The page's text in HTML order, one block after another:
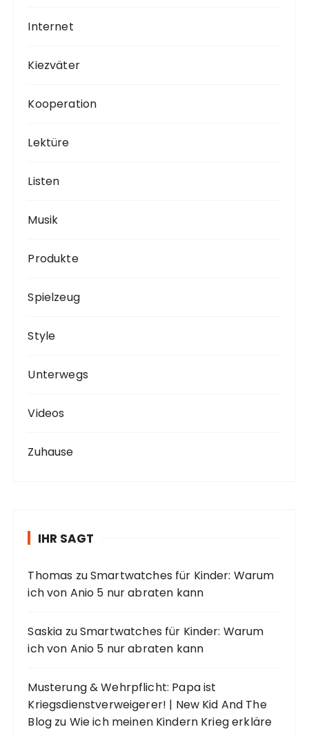
Internet
Kiezväter
Kooperation
Lektüre
Listen
Musik
Produkte
Spielzeug
Style
Unterwegs
Videos
Zuhause
IHR SAGT
Thomas zuSmartwatches für Kinder: Warum
ich von Anio 5 nur abraten kann
Saskia zuSmartwatches für Kinder: Warum
ich von Anio 5 nur abraten kann
Musterung & Wehrpflicht: Papa ist
Kriegsdienstverweigerer! | New Kid And The
Blog zu Wie ich meinen Kindern Krieg erkläre